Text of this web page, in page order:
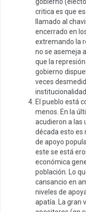
critica es que
llamado al
encerrado en
extremando la
no se asemeja
que la
gobierno
veces
institucionalidad.
El pueblo está
menos. En la
acudieron a las
década esto es
de apoyo
este se está
económica
población. Lo
cansancio en
niveles de
apatía. La gran